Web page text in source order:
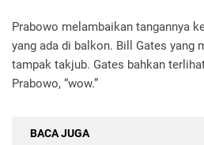
Prabowo melambaikan tangannya
yang ada di balkon. Bill Gates yang
tampak takjub. Gates bahkan
Prabowo, “wow.”
BACA JUGA